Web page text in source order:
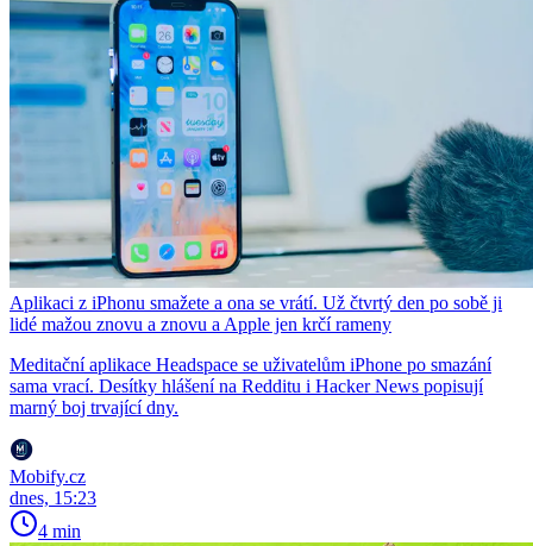
Aplikaci z iPhonu smažete a ona se vrátí. Už čtvrtý den po sobě ji
lidé mažou znovu a znovu a Apple jen krčí rameny
Meditační aplikace Headspace se uživatelům iPhone po smazání
sama vrací. Desítky hlášení na Redditu i Hacker News popisují
marný boj trvající dny.
Mobify.cz
dnes, 15:23
4 min